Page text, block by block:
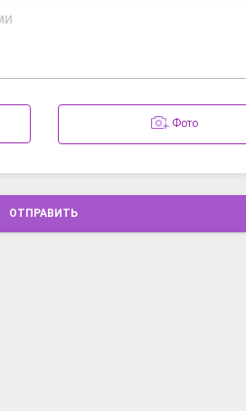
Фото
ОТПРАВИТЬ